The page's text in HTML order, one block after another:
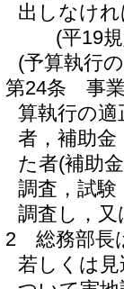
出しなけ
(平19
(予算執行
第24条
事
算執行の
者，補助
た者(補助
調査，試
調査し，
2
総務部長
若しくは